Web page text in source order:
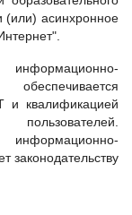
(или) асинхронное
информационно-
и квалификацией
информационно-
законодательству